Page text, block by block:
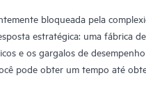
bloqueada pela
estratégica: uma fábrica
e os gargalos de
pode obter um tempo até